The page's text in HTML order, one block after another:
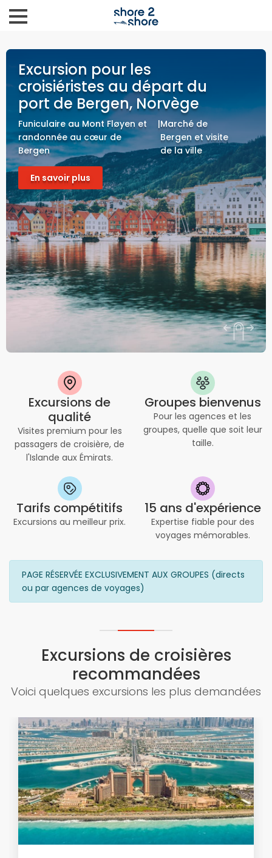
Excursion pour les
croisiéristes au départ du
port de Bergen, Norvège
Funiculaire au Mont Fløyen et
randonnée au cœur de
Bergen
|Marché de
Bergen et visite
de la ville
En savoir plus
Excursions de
qualité
Visites premium pour les
passagers de croisière, de
l'Islande aux Émirats.
Groupes bienvenus
Pour les agences et les
groupes, quelle que soit leur
taille.
Tarifs compétitifs
Excursions au meilleur prix.
15 ans d'expérience
Expertise fiable pour des
voyages mémorables.
PAGE RÉSERVÉE EXCLUSIVEMENT AUX GROUPES (directs
ou par agences de voyages)
Excursions de croisières
recommandées
Voici quelques excursions les plus demandées